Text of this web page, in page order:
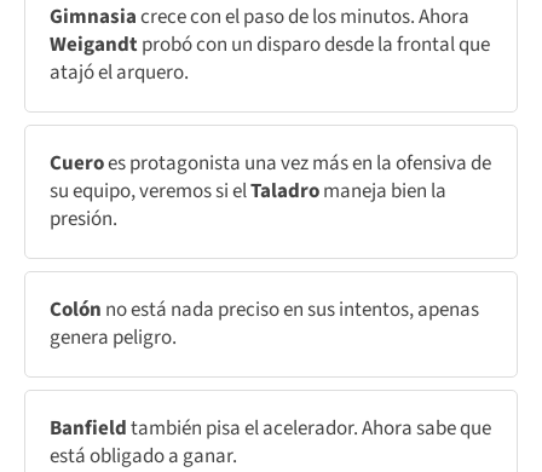
Gimnasiacrece con el paso de los minutos. Ahora
Weigandt probó con un disparo desde la frontal que
atajó el arquero.
Cueroes protagonista una vez más en la ofensiva de
su equipo, veremos si elTaladromaneja bien la
presión.
Colón no está nada preciso en sus intentos, apenas
genera peligro.
Banfieldtambién pisa el acelerador. Ahora sabe que
está obligado a ganar.